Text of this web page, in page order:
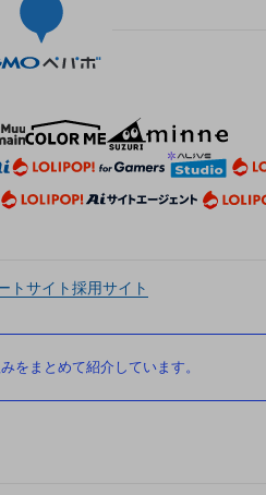
トサイト採用サイト
をまとめて紹介しています。